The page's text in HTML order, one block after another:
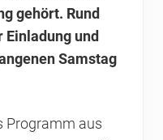
gehört. Rund
und
Samstag
Programm aus